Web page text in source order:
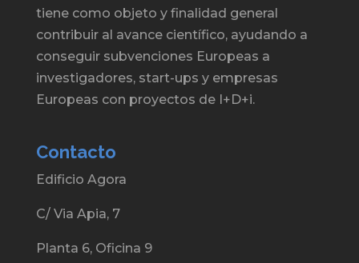
tiene como objeto y finalidad general
contribuir al avance científico, ayudando a
conseguir subvenciones Europeas a
investigadores, start-ups y empresas
Europeas con proyectos de I+D+i.
Contacto
Edificio Agora
C/ Via Apia, 7
Planta 6, Oficina 9